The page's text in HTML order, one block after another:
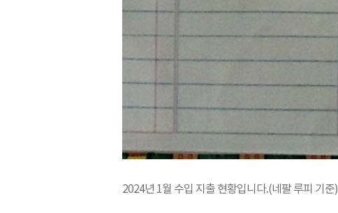
2024년 1월 수입 지출 현황입니다.(네팔 루피 기준)